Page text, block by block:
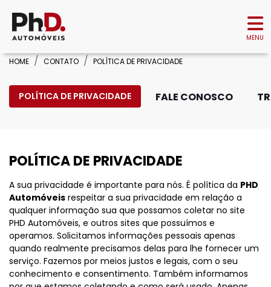
MENU
HOME CONTATO POLÍTICA DE PRIVACIDADE
FALE CONOSCO
POLÍTICA DE PRIVACIDADE
POLÍTICA DE PRIVACIDADE
A sua privacidade é importante para nós. É política da PHD
Automóveis respeitar a sua privacidade em relação a
qualquer informação sua que possamos coletar no site
PHD Automóveis, e outros sites que possuímos e
operamos. Solicitamos informações pessoais apenas
quando realmente precisamos delas para lhe fornecer um
serviço. Fazemos por meios justos e legais, com o seu
conhecimento e consentimento. Também informamos